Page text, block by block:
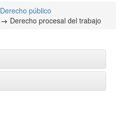
Derecho público
Derecho procesal del trabajo